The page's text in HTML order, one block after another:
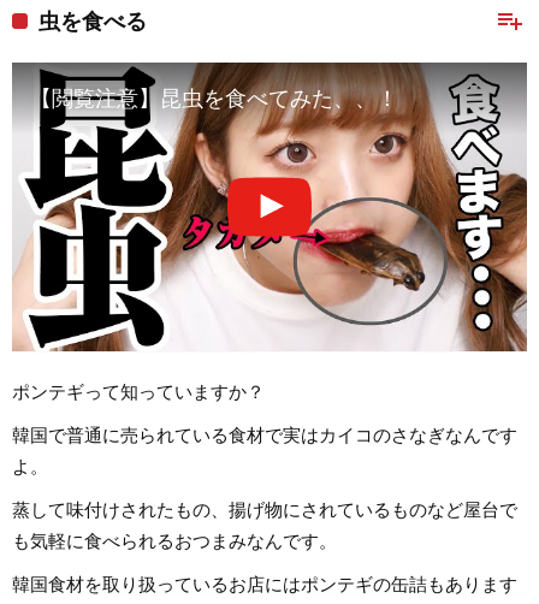
playlist_add
虫を食べる
【閲覧注意】昆虫を食べてみた、、！
ポンテギって知っていますか？
韓国で普通に売られている食材で実はカイコのさなぎなんです
よ。
蒸して味付けされたもの、揚げ物にされているものなど屋台で
も気軽に食べられるおつまみなんです。
韓国食材を取り扱っているお店にはポンテギの缶詰もあります